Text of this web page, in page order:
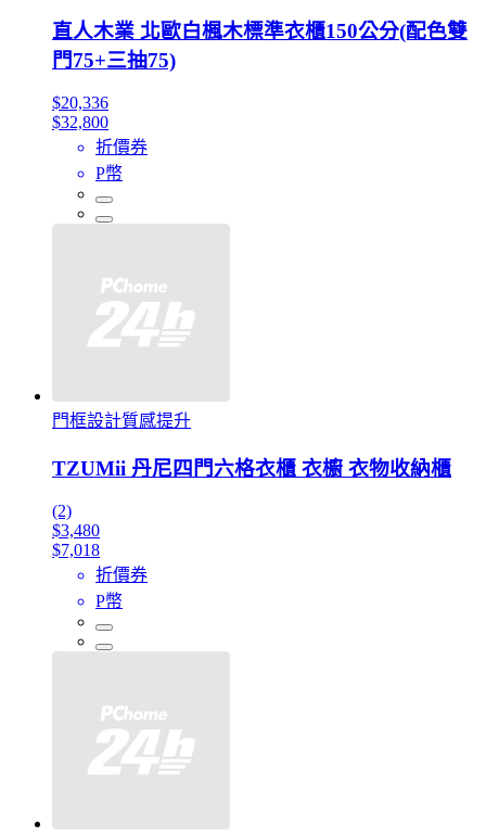
直人木業 北歐白楓木標準衣櫃150公分(配色雙
門75+三抽75)
$20,336
$32,800
折價券
P幣
門框設計質感提升
TZUMii 丹尼四門六格衣櫃 衣櫥 衣物收納櫃
(2)
$3,480
$7,018
折價券
P幣